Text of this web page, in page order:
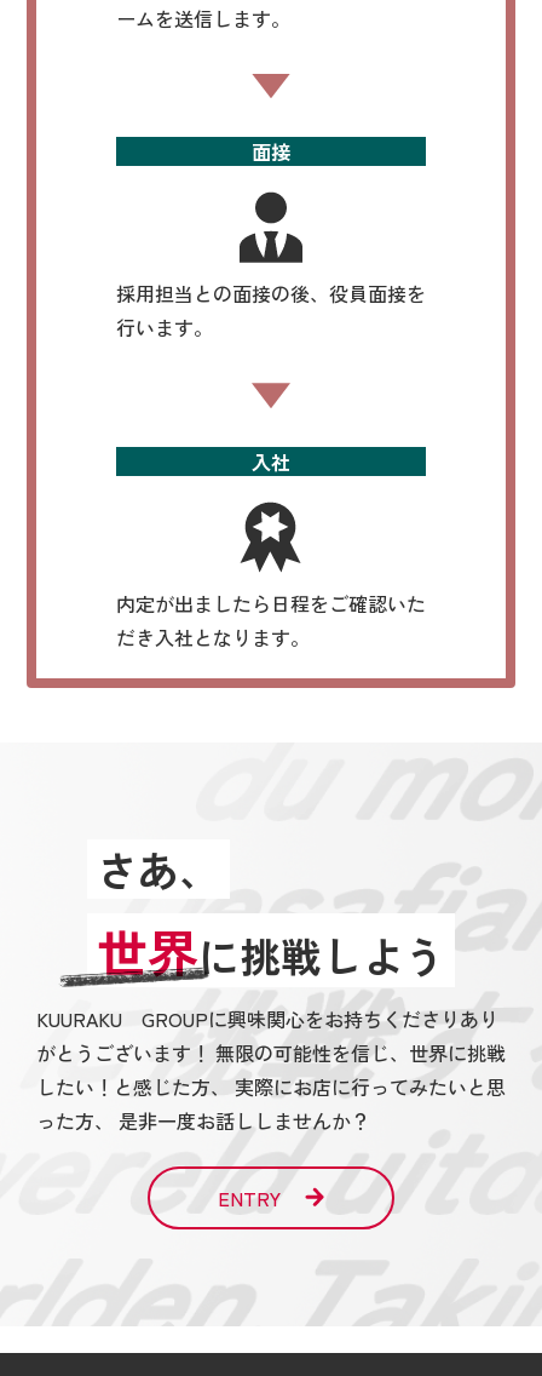
ームを送信します。
面接
採用担当との面接の後、役員面接を
行います。
入社
内定が出ましたら日程をご確認いた
だき入社となります。
さあ、
世界に挑戦しよう
KUURAKU GROUPに興味関心をお持ちくださりあり
がとうございます！ 無限の可能性を信じ、世界に挑戦
したい！と感じた方、 実際にお店に行ってみたいと思
った方、 是非一度お話ししませんか？
ENTRY